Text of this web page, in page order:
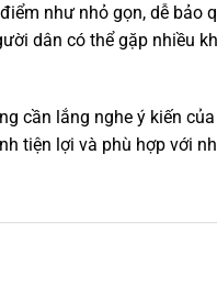
như nhỏ gọn, dễ bảo
dân có thể gặp nhiều
cần lắng nghe ý kiến
tiện lợi và phù hợp với